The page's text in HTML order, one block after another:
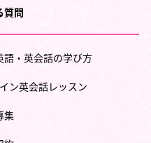
質問
語・英会話の学び方
ン英会話レッスン
集